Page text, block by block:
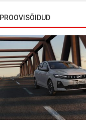
PROOVISÕIDUD